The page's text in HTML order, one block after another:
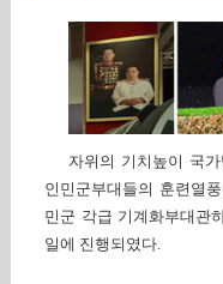
자위의 기치높이 국
인민군부대들의 훈련열
민군 각급 기계화부대관
일에 진행되였다.